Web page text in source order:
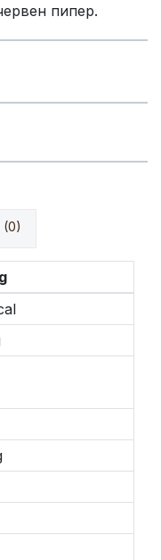
пипер.